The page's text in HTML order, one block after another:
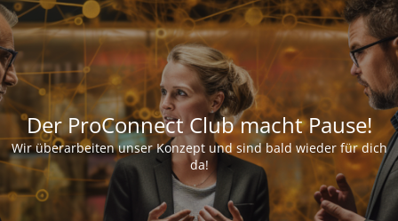
Der ProConnect Club macht Pause!
Wir überarbeiten unser Konzept und sind bald wieder für dich
da!